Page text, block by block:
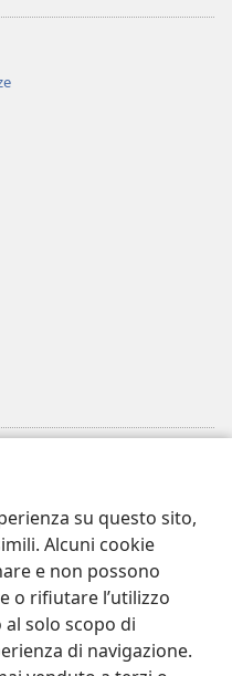
su questo sito,
Alcuni cookie
e non possono
o rifiutare l’utilizzo
solo scopo di
di navigazione.